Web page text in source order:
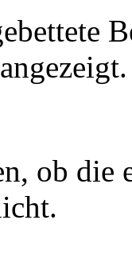
ob die